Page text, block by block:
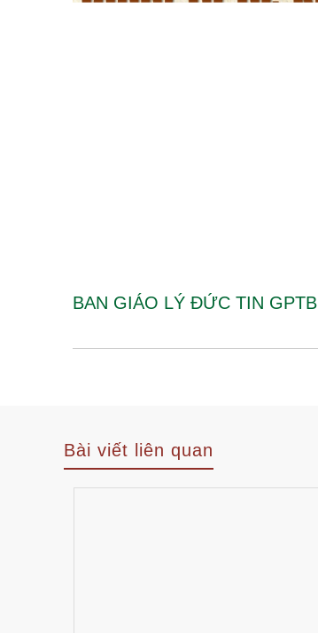
BAN GIÁO LÝ ĐỨC TIN GPTB
Bài viết liên quan